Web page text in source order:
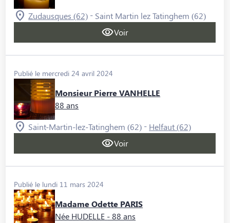
Zudausques (62) - Saint Martin lez Tatinghem (62)
Voir
Publié le mercredi 24 avril 2024
Monsieur Pierre VANHELLE
88 ans
Saint-Martin-lez-Tatinghem (62) - Helfaut (62)
Voir
Publié le lundi 11 mars 2024
Madame Odette PARIS
Née HUDELLE - 88 ans